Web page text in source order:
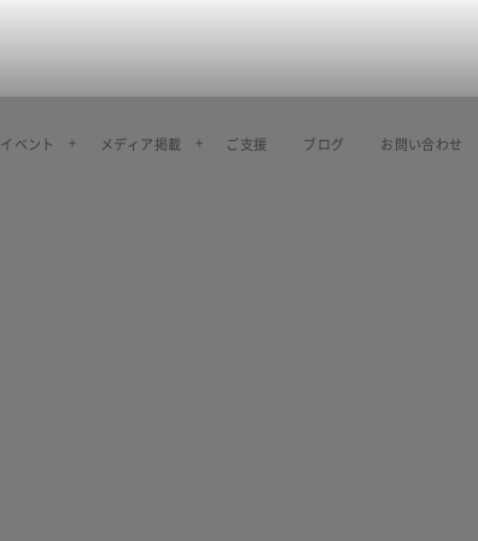
イベント メディア掲載 ご支援 ブログ お問い合わせ